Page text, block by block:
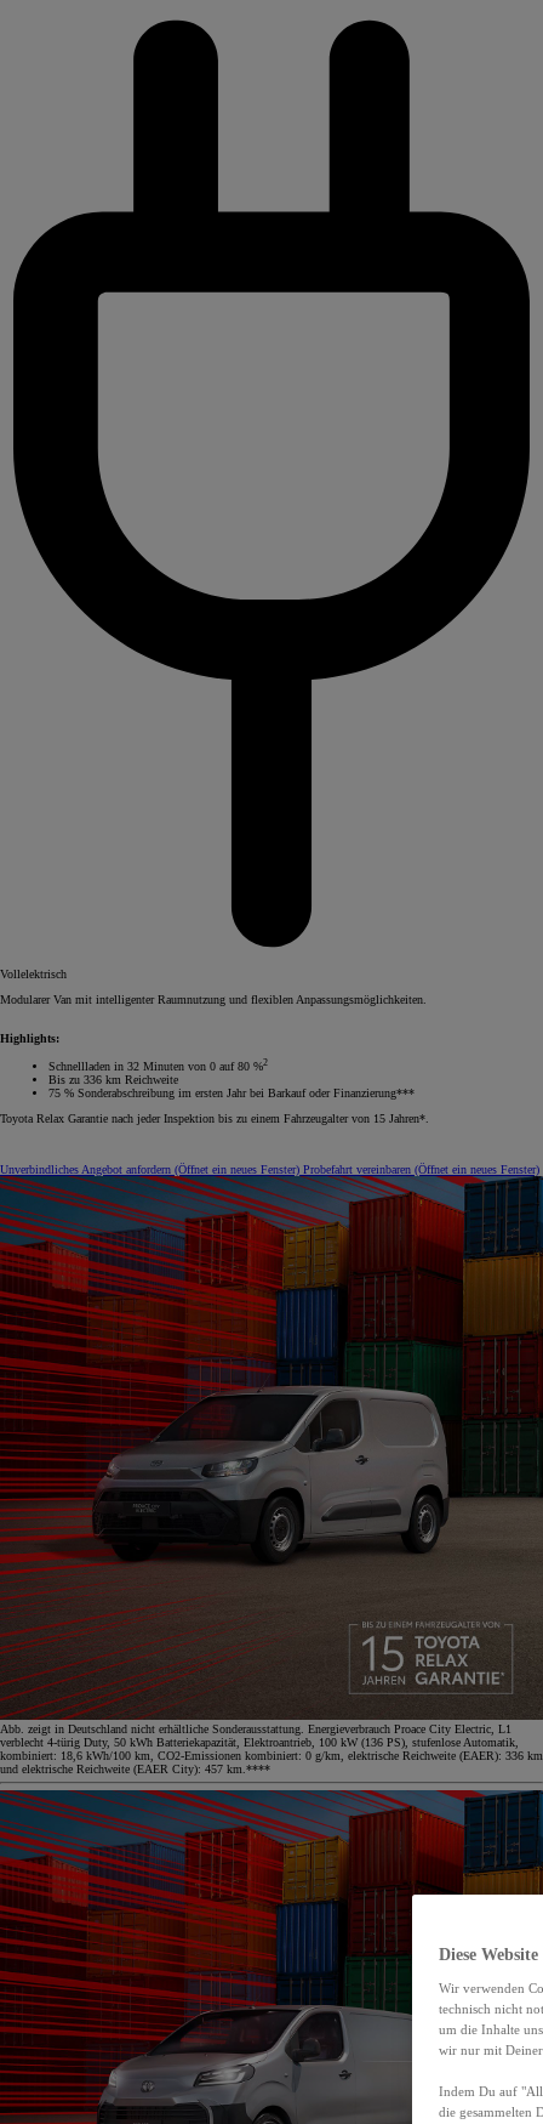
Vollelektrisch
Modularer Van mit intelligenter Raumnutzung und flexiblen Anpassungsmöglichkeiten.
Highlights:
Schnellladen in 32 Minuten von 0 auf 80 %2
Bis zu 336 km Reichweite
75 % Sonderabschreibung im ersten Jahr bei Barkauf oder Finanzierung***
Toyota Relax Garantie nach jeder Inspektion bis zu einem Fahrzeugalter von 15 Jahren*.
Unverbindliches Angebot anfordern (Öffnet ein neues Fenster) Probefahrt vereinbaren (Öffnet ein neues Fenster)
Abb. zeigt in Deutschland nicht erhältliche Sonderausstattung. Energieverbrauch Proace City Electric, L1
verblecht 4-türig Duty, 50 kWh Batteriekapazität, Elektroantrieb, 100 kW (136 PS), stufenlose Automatik,
kombiniert: 18,6 kWh/100 km, CO2-Emissionen kombiniert: 0 g/km, elektrische Reichweite (EAER): 336 km
und elektrische Reichweite (EAER City): 457 km.****
Diese
Wir verwenden
technisch nicht
um die Inhalte
wir nur mit
Indem Du auf
die gesammelten